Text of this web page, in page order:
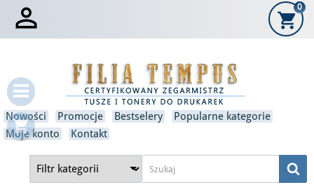

shopping_cart
shopping_cart
0
Nowości Promocje Bestselery
Popularne kategorie
Moje konto
Kontakt
Zaloguj się ×
Musisz być zalogowany, aby zapisać produkty na swojej liście
Anulować